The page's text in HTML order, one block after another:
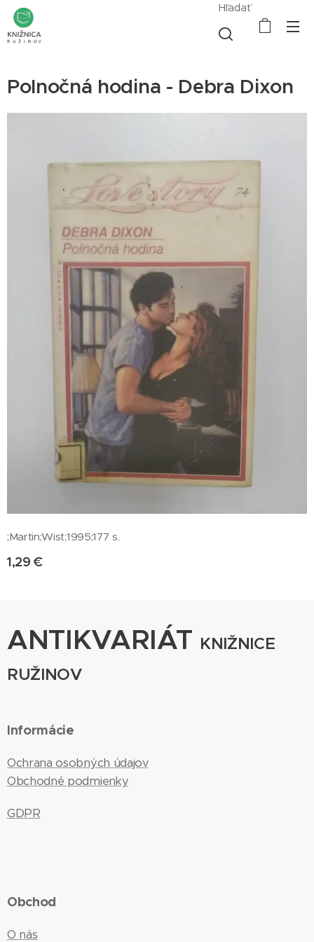
Hľadať
Polnočná hodina - Debra Dixon
;Martin;Wist;1995;177 s.
1,29 €
ANTIKVARIÁT KNIŽNICE
RUŽINOV
Informácie
Ochrana osobných údajov
Obchodné podmienky
GDPR
Obchod
O nás